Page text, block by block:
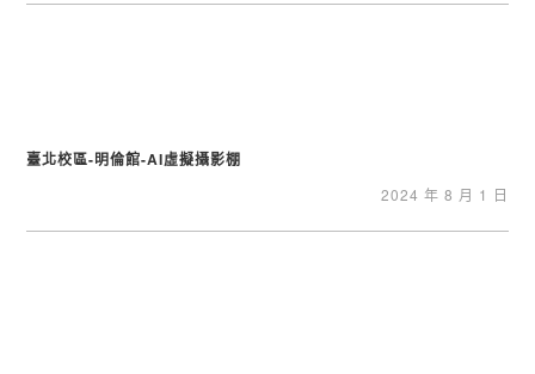
臺北校區-明倫館-AI虛擬攝影棚
2024 年 8 月 1 日